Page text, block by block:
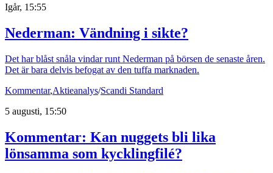
Igår, 15:55
Nederman: Vändning i sikte?
Det har blåst snåla vindar runt Nederman på börsen de senaste åren.
Det är bara delvis befogat av den tuffa marknaden.
Kommentar,Aktieanalys/Scandi Standard
5 augusti, 15:50
Kommentar: Kan nuggets bli lika
lönsamma som kycklingfilé?